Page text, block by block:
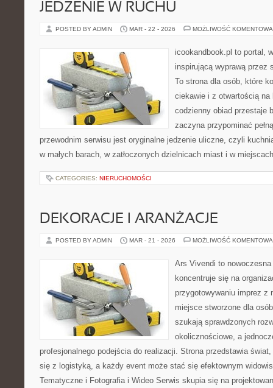
JEDZENIE W RUCHU
POSTED BY ADMIN MAR - 22 - 2026 MOŻLIWOŚĆ
icookandbook.pl to portal,
inspirującą wyprawą przez
To strona dla osób, które
ciekawie i z otwartością
codzienny obiad przestaje
zaczyna przypominać
przewodnim serwisu jest oryginalne jedzenie uliczne, czyli
w małych barach, w zatłoczonych dzielnicach miast i w
CATEGORIES: NIERUCHOMOŚCI
DEKORACJE I ARANŻACJE
POSTED BY ADMIN MAR - 21 - 2026 MOŻLIWOŚĆ
Ars Vivendi to
koncentruje się na
przygotowywaniu imprez z
miejsce stworzone dla
szukają sprawdzonych
okolicznościowe, a
profesjonalnego podejścia do realizacji. Strona przedstawia
się z logistyką, a każdy event może stać się efektownym
Tematyczne i Fotografia i Wideo Serwis skupia się na